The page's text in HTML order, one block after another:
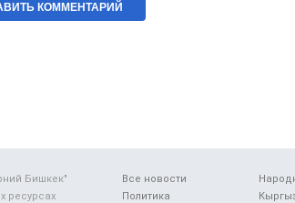
Все новости
Политика
Бишкек"
ресурсах